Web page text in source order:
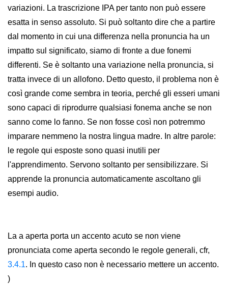
variazioni. La trascrizione IPA per tanto non può essere
esatta in senso assoluto. Si può soltanto dire che a partire
dal momento in cui una differenza nella pronuncia ha un
impatto sul significato, siamo di fronte a due fonemi
differenti. Se è soltanto una variazione nella pronuncia, si
tratta invece di un allofono. Detto questo, il problema non è
così grande come sembra in teoria, perché gli esseri umani
sono capaci di riprodurre qualsiasi fonema anche se non
sanno come lo fanno. Se non fosse così non potremmo
imparare nemmeno la nostra lingua madre. In altre parole:
le regole qui esposte sono quasi inutili per
l'apprendimento. Servono soltanto per sensibilizzare. Si
apprende la pronuncia automaticamente ascoltano gli
esempi audio.
La a aperta porta un accento acuto se non viene
pronunciata come aperta secondo le regole generali, cfr,
3.4.1. In questo caso non è necessario mettere un accento.
)